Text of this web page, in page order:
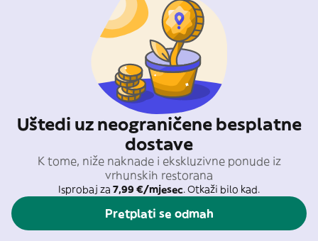
Uštedi uz neograničene besplatne
dostave
K tome, niže naknade i ekskluzivne ponude iz
vrhunskih restorana
Isprobaj za 7,99 €/mjesec. Otkaži bilo kad.
Pretplati se odmah